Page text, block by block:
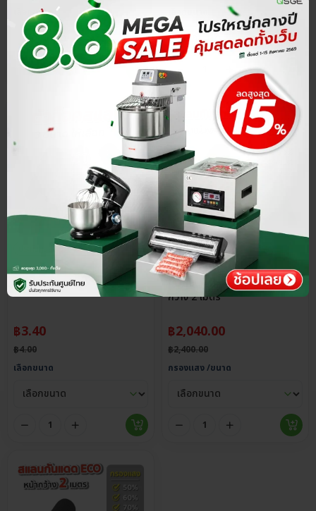
เลือกขนาด
ประกันศูนย์ไทย
ส่วนลด 15%
4.8
ตัวล็อคสแลน
฿3.40
฿4.00
เลือกขนาด
ประกันศูนย์ไทย
ส่วนลด 15%
4.8
[9.9] สแลนกันแดด สีเขียว หน้า
กว้าง 2 เมตร
฿2,040.00
฿2,400.00
กรองแสง /ขนาด